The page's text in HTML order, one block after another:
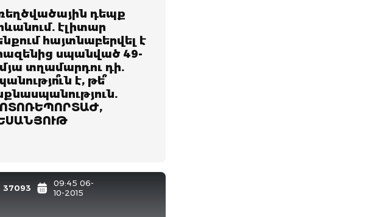
դեպք
էլիտար
հայտնաբերվել է
սպանված 49-
տղամարդու դի.
է, թե՞
37093
09:45 06-
10-2015